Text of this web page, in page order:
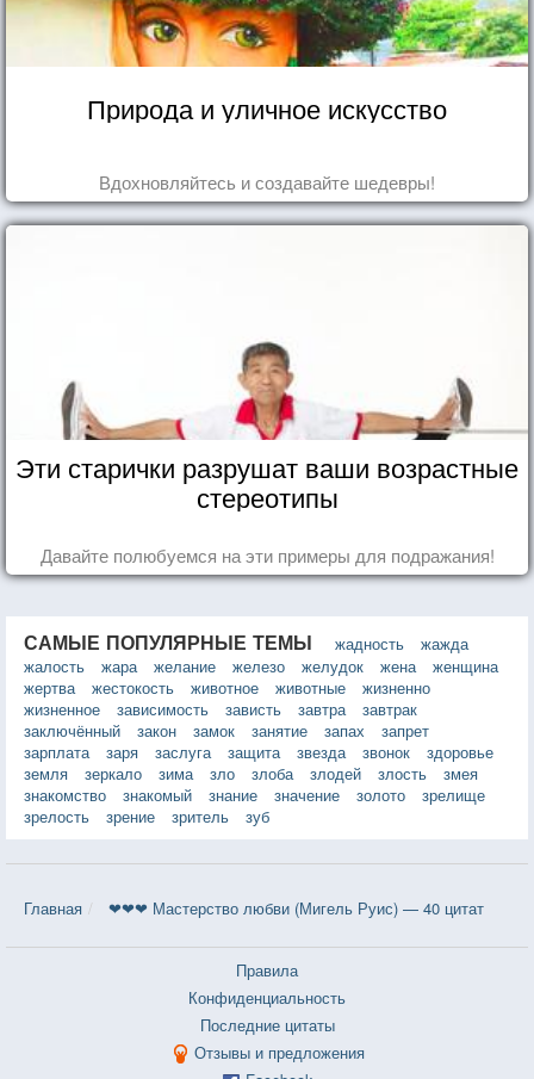
Природа и уличное искусство
Вдохновляйтесь и создавайте шедевры!
Эти старички разрушат ваши возрастные
стереотипы
Давайте полюбуемся на эти примеры для подражания!
САМЫЕ ПОПУЛЯРНЫЕ ТЕМЫ жадность
жажда
жалость
жара желание железо желудок жена
женщина
жертва
жестокость животное животные
жизненно
жизненное
зависимость зависть завтра
завтрак
заключённый
закон замок занятие запах
запрет
зарплата
заря заслуга защита звезда звонок
здоровье
земля
зеркало зима зло злоба злодей злость
змея
знакомство
знакомый знание значение золото
зрелище
зрелость
зрение зритель зуб
Главная ❤❤❤ Мастерство любви (Мигель Руис) — 40 цитат
Правила
Конфиденциальность
Последние цитаты
Отзывы и предложения